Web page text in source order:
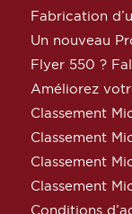
Fabrication
Un nouveau
Flyer 550 ?
Améliorez
Classement
Classement
Classement
Classement
Conditions